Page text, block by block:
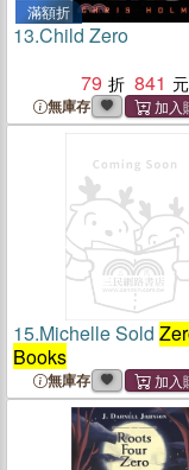
滿額折
13.Child Zero
79
841
無庫存
15.Michelle Sold
Books
無庫存